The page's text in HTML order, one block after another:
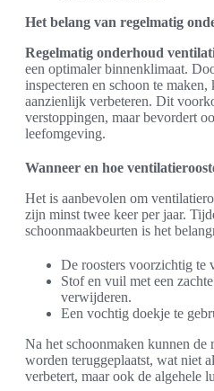
Het belang van regelmatig
Regelmatig onderhoud
een optimaler binnenklimaat.
inspecteren en schoon te
aanzienlijk verbeteren. Dit
verstoppingen, maar bevordert
leefomgeving.
Wanneer en hoe
Het is aanbevolen om
zijn minst twee keer per jaar.
schoonmaakbeurten is het
De roosters voorzichtig te
Stof en vuil met een
verwijderen.
Een vochtig doekje te
Na het schoonmaken kunnen de
worden teruggeplaatst, wat niet
verbetert, maar ook de algehele